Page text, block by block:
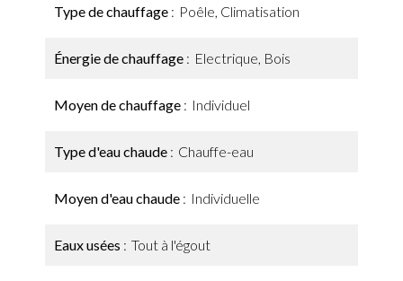
Type de chauffage Poêle, Climatisation
Énergie de chauffage Electrique, Bois
Moyen de chauffage Individuel
Type d'eau chaude Chauffe-eau
Moyen d'eau chaude Individuelle
Eaux usées Tout à l'égout